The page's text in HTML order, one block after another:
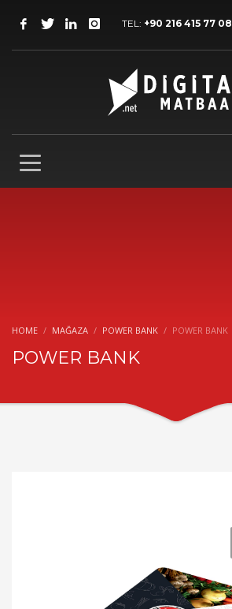
TEL: +90 216 415 77 08
HOME MAĞAZA POWER BANK POWER BANK
POWER BANK